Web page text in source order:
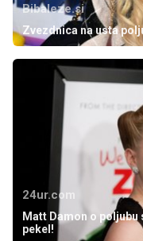
Bibaleze.si
Zvezdnica na usta
24ur.com
Matt Damon o
pekel!